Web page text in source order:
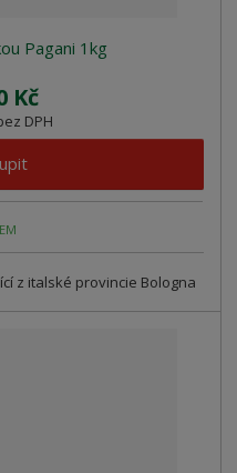
Pagani 1kg
Kč
DPH
z italské provincie Bologna